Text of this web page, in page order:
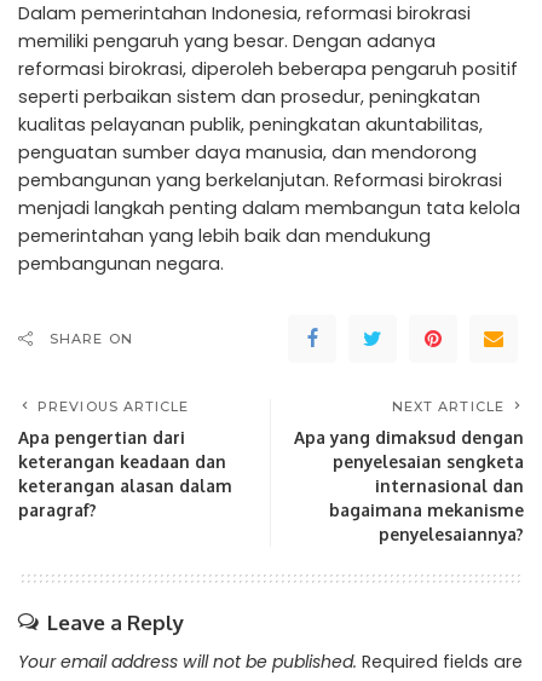
Dalam pemerintahan Indonesia, reformasi birokrasi
memiliki pengaruh yang besar. Dengan adanya
reformasi birokrasi, diperoleh beberapa pengaruh positif
seperti perbaikan sistem dan prosedur, peningkatan
kualitas pelayanan publik, peningkatan akuntabilitas,
penguatan sumber daya manusia, dan mendorong
pembangunan yang berkelanjutan. Reformasi birokrasi
menjadi langkah penting dalam membangun tata kelola
pemerintahan yang lebih baik dan mendukung
pembangunan negara.
SHARE ON
PREVIOUS ARTICLE
Apa pengertian dari
keterangan keadaan dan
keterangan alasan dalam
paragraf?
NEXT ARTICLE
Apa yang dimaksud dengan
penyelesaian sengketa
internasional dan
bagaimana mekanisme
penyelesaiannya?
Leave a Reply
Your email address will not be published. Required fields are